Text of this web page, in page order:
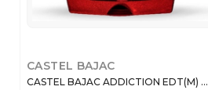
CASTEL BAJAC
CASTEL BAJAC ADDICTION EDT(M) ...